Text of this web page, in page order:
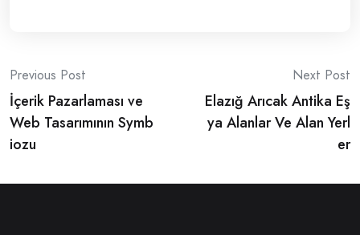
Post
navigation
Previous Post
İçerik Pazarlaması ve
Web Tasarımının Symb
iozu
Next Post
Elazığ Arıcak Antika Eş
ya Alanlar Ve Alan Yerl
er